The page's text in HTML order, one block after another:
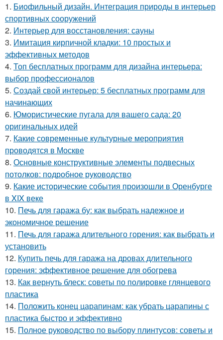
1. Биофильный дизайн. Интеграция природы в интерьер
спортивных сооружений
2. Интерьер для восстановления: сауны
3. Имитация кирпичной кладки: 10 простых и
эффективных методов
4. Топ бесплатных программ для дизайна интерьера:
выбор профессионалов
5. Создай свой интерьер: 5 бесплатных программ для
начинающих
6. Юмористические пугала для вашего сада: 20
оригинальных идей
7. Какие современные культурные мероприятия
проводятся в Москве
8. Основные конструктивные элементы подвесных
потолков: подробное руководство
9. Какие исторические события произошли в Оренбурге
в XIX веке
10. Печь для гаража бу: как выбрать надежное и
экономичное решение
11. Печь для гаража длительного горения: как выбрать и
установить
12. Купить печь для гаража на дровах длительного
горения: эффективное решение для обогрева
13. Как вернуть блеск: советы по полировке глянцевого
пластика
14. Положить конец царапинам: как убрать царапины с
пластика быстро и эффективно
15. Полное руководство по выбору плинтусов: советы и